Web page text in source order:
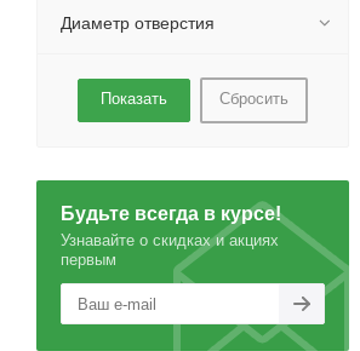
Диаметр отверстия
Сбросить
Будьте всегда в курсе!
Узнавайте о скидках и акциях
первым